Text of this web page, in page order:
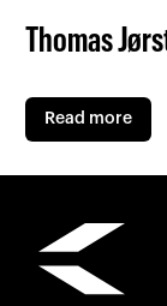
Thomas
Read more